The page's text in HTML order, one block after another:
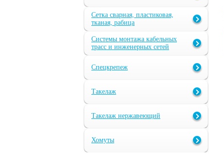
Сетка сварная, пластиковая,
тканая, рабица
Системы монтажа кабельных
трасс и инженерных сетей
Спецкрепеж
Такелаж
Такелаж нержавеющий
Хомуты